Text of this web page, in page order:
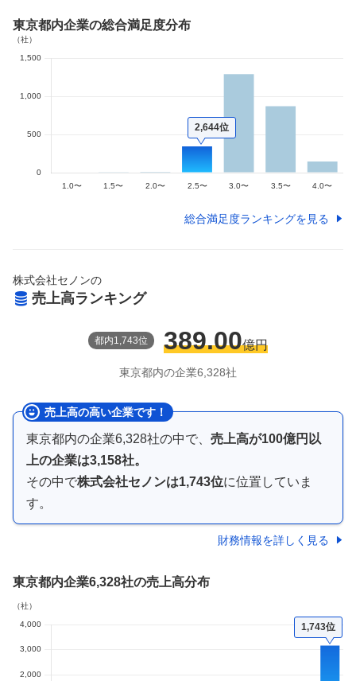
東京都内企業の総合満足度分布
2,644位
総合満足度ランキングを見る
株式会社セノンの
売上高ランキング
都内1,743位 389.00億円
東京都内の企業6,328社
売上高の高い企業です！
東京都内の企業6,328社の中で、 売上高が100億円以
上の企業は3,158社。
その中で株式会社セノンは1,743位に位置していま
す。
財務情報を詳しく見る
東京都内企業6,328社の売上高分布
1,743位